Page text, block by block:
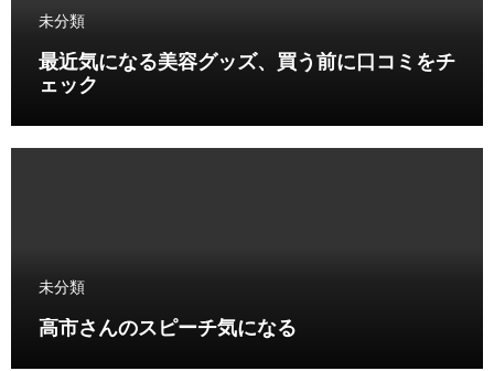
未分類
最近気になる美容グッズ、買う前に口コミをチ
ェック
未分類
高市さんのスピーチ気になる